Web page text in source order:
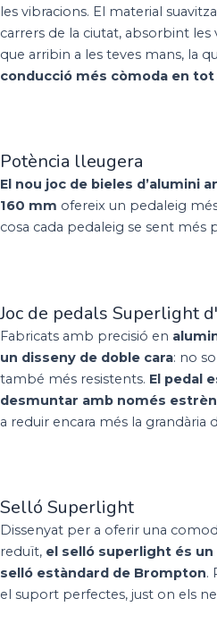
les vibracions. El material
carrers de la ciutat, absorbint les
que arribin a les teves mans, la
conducció més còmoda en
Potència lleugera
El nou joc de bieles d’alumini
160 mm ofereix un pedaleig
cosa cada pedaleig se sent més
Joc de pedals Superlight
Fabricats amb precisió en
un disseny de doble cara: no
també més resistents. El pedal
desmuntar amb només
a reduir encara més la grandària
Selló Superlight
Dissenyat per a oferir una
reduït, el selló superlight és
selló estàndard de Brompton.
el suport perfectes, just on els